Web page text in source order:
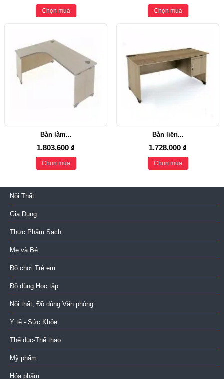
Chọn mua Chọn mua
Bàn làm...
1.803.600 ₫
Chọn mua
Bàn liền...
1.728.000 ₫
Chọn mua
Nội Thất
Gia Dụng
Thực Phẩm Sạch
Mẹ và Bé
Đồ chơi Trẻ em
Đồ dùng Học tập
Nội thất, Đồ dùng Văn phòng
Y tế - Sức Khỏe
Thể dục-Thể thao
Mỹ phẩm
Hóa phẩm